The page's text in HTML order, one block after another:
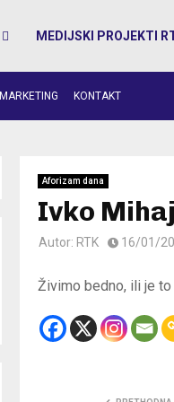
MEDIJSKI PROJEKTI
MARKETING KONTAKT
Aforizam dana
Ivko
Autor: RTK 16/01/
Živimo bedno, ili je